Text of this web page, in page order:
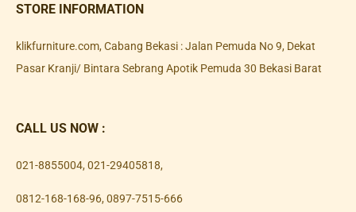
STORE INFORMATION
klikfurniture.com, Cabang Bekasi : Jalan Pemuda No 9, Dekat
Pasar Kranji/ Bintara Sebrang Apotik Pemuda 30 Bekasi Barat
CALL US NOW :
021-8855004, 021-29405818,
0812-168-168-96, 0897-7515-666